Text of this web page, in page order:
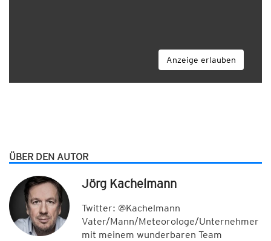
Anzeige erlauben
ÜBER DEN AUTOR
Jörg Kachelmann
Twitter: @Kachelmann
Vater/Mann/Meteorologe/Unternehmer
mit meinem wunderbaren Team